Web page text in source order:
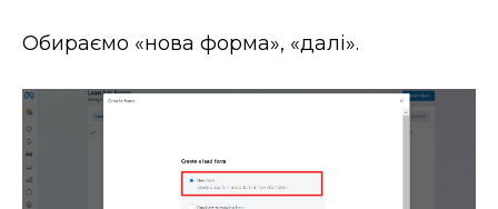
Обираємо «нова форма», «далі».